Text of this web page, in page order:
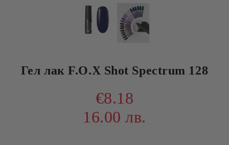
Гел лак F.O.X Shot Spectrum 128
€8.18
16.00 лв.